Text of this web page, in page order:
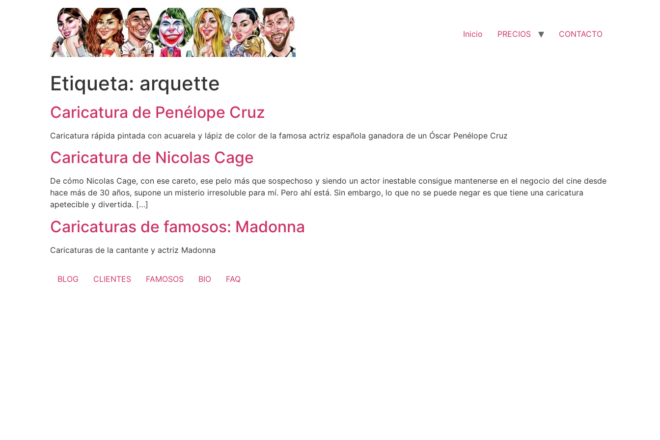
Inicio PRECIOS CONTACTO
Etiqueta: arquette
Caricatura de Penélope Cruz
Caricatura rápida pintada con acuarela y lápiz de color de la famosa actriz española ganadora de un Óscar Penélope Cruz
Caricatura de Nicolas Cage
De cómo Nicolas Cage, con ese careto, ese pelo más que sospechoso y siendo un actor inestable consigue mantenerse en el negocio del cine desde
hace más de 30 años, supone un misterio irresoluble para mí. Pero ahí está. Sin embargo, lo que no se puede negar es que tiene una caricatura
apetecible y divertida. […]
Caricaturas de famosos: Madonna
Caricaturas de la cantante y actriz Madonna
BLOG CLIENTES FAMOSOS BIO FAQ